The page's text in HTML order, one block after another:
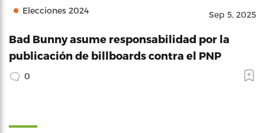
Elecciones 2024 Sep 5, 2025
Bad Bunny asume responsabilidad por la
publicación de billboards contra el PNP
0